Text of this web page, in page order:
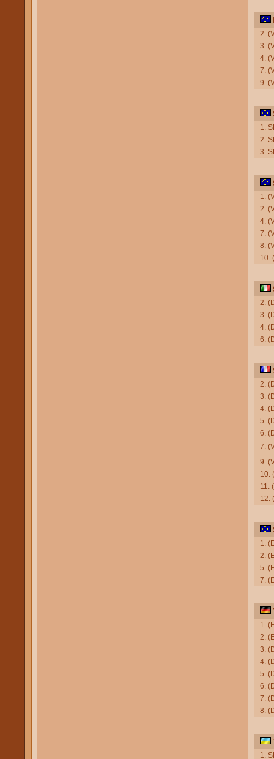
2.
3.
4.
7.
9.
1.
2.
3.
1.
2.
4.
7.
8.
10.
2.
3.
4.
6.
2.
3.
4.
5.
6.
7.
9.
10.
11.
12.
1.
2.
5.
7.
1.
2.
3.
4.
5.
6.
7.
8.
1.